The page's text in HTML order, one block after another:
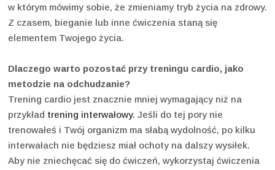
w którym mówimy sobie, że zmieniamy tryb życia na zdrowy.
Z czasem, bieganie lub inne ćwiczenia staną się
elementem Twojego życia.
Dlaczego warto pozostać przy treningu cardio, jako
metodzie na odchudzanie?
Trening cardio jest znacznie mniej wymagający niż na
przykład trening interwałowy. Jeśli do tej pory nie
trenowałeś i Twój organizm ma słabą wydolność, po kilku
interwałach nie będziesz miał ochoty na dalszy wysiłek.
Aby nie zniechęcać się do ćwiczeń, wykorzystaj ćwiczenia